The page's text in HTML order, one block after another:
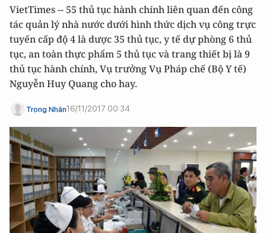
VietTimes -- 55 thủ tục hành chính liên quan đến công
tác quản lý nhà nước dưới hình thức dịch vụ công trực
tuyến cấp độ 4 là dược 35 thủ tục, y tế dự phòng 6 thủ
tục, an toàn thực phẩm 5 thủ tục và trang thiết bị là 9
thủ tục hành chính, Vụ trưởng Vụ Pháp chế (Bộ Y tế)
Nguyễn Huy Quang cho hay.
Trọng Nhân16/11/2017 00:34